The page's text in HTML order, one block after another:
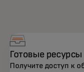
Готовые ресурсы
Получите доступ к